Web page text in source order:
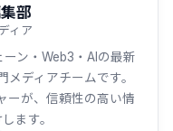
部
ィア
ン・Web3・AIの最新
ディアチームです。
ーが、信頼性の高い情
ます。